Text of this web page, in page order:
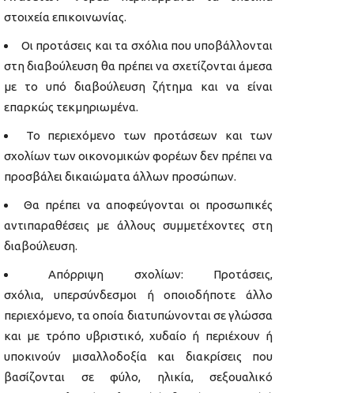
στοιχεία επικοινωνίας.
Οι προτάσεις και τα σχόλια που υποβάλλονται
στη διαβούλευση θα πρέπει να σχετίζονται άμεσα
με το υπό διαβούλευση ζήτημα και να είναι
επαρκώς τεκμηριωμένα.
Το περιεχόμενο των προτάσεων και των
σχολίων των οικονομικών φορέων δεν πρέπει να
προσβάλει δικαιώματα άλλων προσώπων.
Θα πρέπει να αποφεύγονται οι προσωπικές
αντιπαραθέσεις με άλλους συμμετέχοντες στη
διαβούλευση.
Απόρριψη σχολίων: Προτάσεις,
σχόλια, υπερσύνδεσμοι ή οποιοδήποτε άλλο
περιεχόμενο, τα οποία διατυπώνονται σε γλώσσα
και με τρόπο υβριστικό, χυδαίο ή περιέχουν ή
υποκινούν μισαλλοδοξία και διακρίσεις που
βασίζονται σε φύλο, ηλικία, σεξουαλικό